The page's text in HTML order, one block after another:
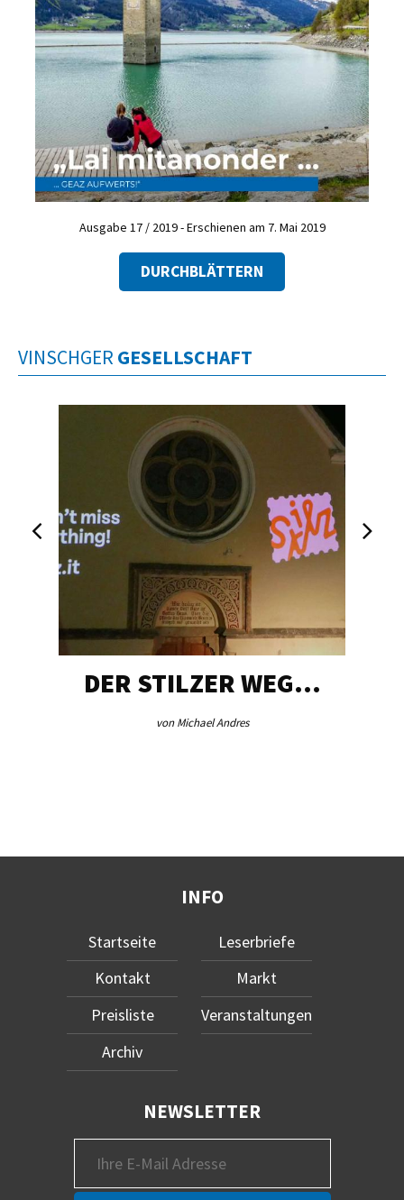
Ausgabe 17 / 2019 - Erschienen am 7. Mai 2019
DURCHBLÄTTERN
VINSCHGER GESELLSCHAFT
DER STILZER WEG…
von Michael Andres
INFO
Startseite
Kontakt
Preisliste
Archiv
Leserbriefe
Markt
Veranstaltungen
NEWSLETTER